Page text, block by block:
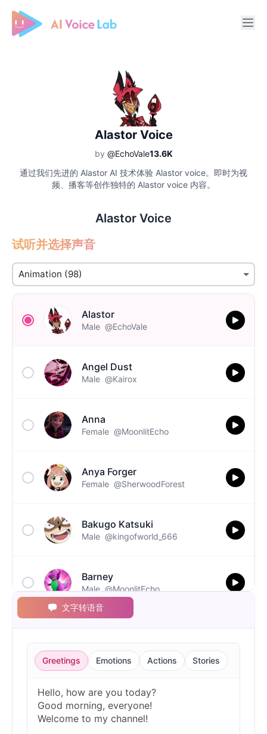
Free AI Cover & AI Voice Over
Alastor Voice
by @EchoVale13.6K
通过我们先进的 Alastor AI 技术体验 Alastor voice。即时为视
频、播客等创作独特的 Alastor voice 内容。
Alastor Voice
试听并选择声音
Alastor
Male @EchoVale
Angel Dust
Male @Kairox
Anna
Female @MoonlitEcho
Anya Forger
Female @SherwoodForest
Bakugo Katsuki
Male @kingofworld_666
Barney
Male @MoonlitEcho
Bluey
Female @EchoVale
Male @IdeaSynth
文字转语音
Greetings Emotions Actions Stories